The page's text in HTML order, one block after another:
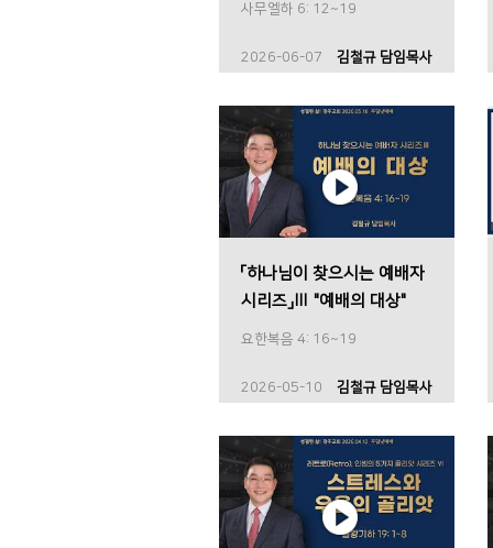
사무엘하 6: 12~19
2026-06-07 김철규 담임목사
「하나님이 찾으시는 예배자
시리즈」Ⅲ "예배의 대상"
요한복음 4: 16~19
2026-05-10 김철규 담임목사